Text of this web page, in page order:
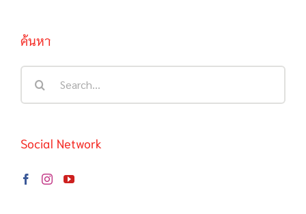
ค้นหา
Social Network